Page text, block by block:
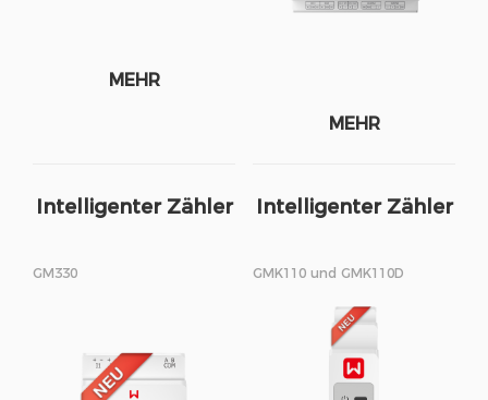
MEHR
MEHR
Intelligenter Zähler
GM330
Intelligenter Zähler
GMK110 und GMK110D